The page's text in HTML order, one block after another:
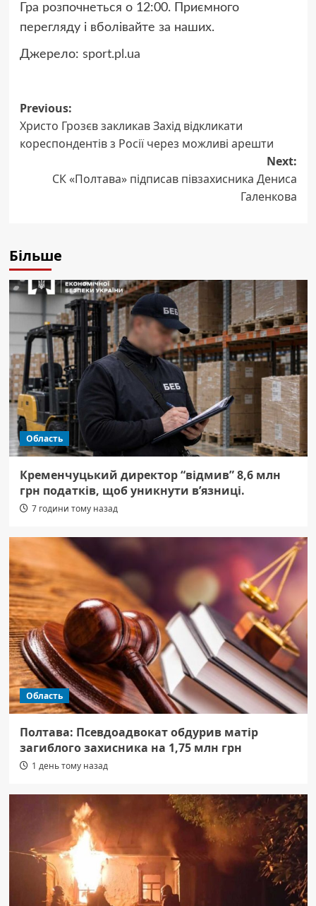
Гра розпочнеться о 12:00. Приємного
перегляду і вболівайте за наших.
Джерело: sport.pl.ua
Post
navigation
Previous:
Христо Грозєв закликав Захід відкликати
кореспондентів з Росії через можливі арешти
Next:
СК «Полтава» підписав півзахисника Дениса
Галенкова
Більше
Область
Кременчуцький директор “відмив” 8,6 млн
грн податків, щоб уникнути в’язниці.
7 години тому назад
Область
Полтава: Псевдоадвокат обдурив матір
загиблого захисника на 1,75 млн грн
1 день тому назад